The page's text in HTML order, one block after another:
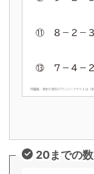
20までの数